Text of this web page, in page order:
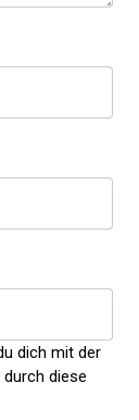
dich mit der
diese